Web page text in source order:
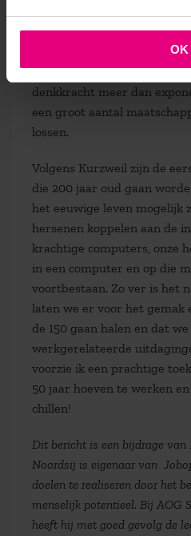
OK
ontwikkeling mogelijk
mogelijkheid bieden om
onze lichamen steeds
denkkracht meer dan
een groot aantal
lossen.
Volgens Kurzweil zijn de
die 200 jaar oud gaan
het eeuwige leven mogelijk
hersenen koppelen aan de
krachtige computers, onze
in een computer en op die
voortbestaan. Zo ver is het
laten we er voor het gemak
de 150 gaan halen en dat
werkgerelateerde
voorzie ik een prachtige
50 jaar hoeven te werken
chillen!
Dit bericht is een bijdrage van
Noordsij is eigenaar van
doelen te realiseren door het
menselijk potentieel. Bij AOG
heeft hij met goed gevolg de